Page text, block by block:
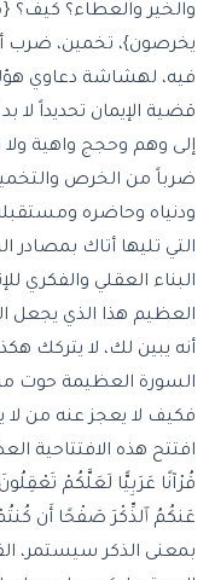
والخير والعطاء؟ كيف؟
يخرصون}، تخمين، ضرب
فيه، لهشاشة دعاوي
قضية الإيمان تحديداً لا
إلى وهم وحجج واهية
ضرباً من الخرص
ودنياه وحاضره
التي تليها أتاك بمصادر
البناء العقلي والفكري
العظيم هذا الذي يجعل
أنه يبين لك، لا يتركك
السورة العظيمة حوت
فكيف لا يعجز عنه من لا
افتتح هذه الافتتاحية
قُرْآنًا عَرَبِيًّا لَعَلَّكُمْ
عَنكُمُ ٱلذِّكْرَ صَفْحًا أَن
بمعنى الذكر سيستمر،